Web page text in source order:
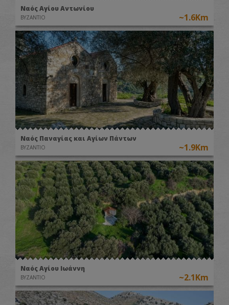
Ναός Αγίου Αντωνίου
ΒΥΖΑΝΤΙΟ ~1.6Km
Ναός Παναγίας και Αγίων Πάντων
ΒΥΖΑΝΤΙΟ ~1.9Km
Ναός Αγίου Ιωάννη
ΒΥΖΑΝΤΙΟ ~2.1Km